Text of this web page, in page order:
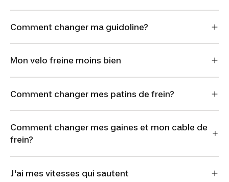
Comment changer ma guidoline?
Mon velo freine moins bien
Comment changer mes patins de frein?
Comment changer mes gaines et mon cable de
frein?
J'ai mes vitesses qui sautent